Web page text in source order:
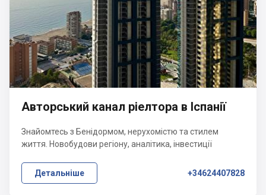
Авторський канал ріелтора в Іспанії
Знайомтесь з Бенідормом, нерухомістю та стилем
життя. Новобудови регіону, аналітика, інвестиції
Детальніше +34624407828